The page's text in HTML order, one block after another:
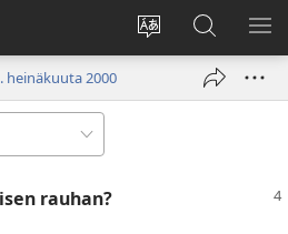
Vaihda
sivuston
Kirjaudu
(avaa
Hae
JW.ORG-
sivustolta
2000
rauhan?